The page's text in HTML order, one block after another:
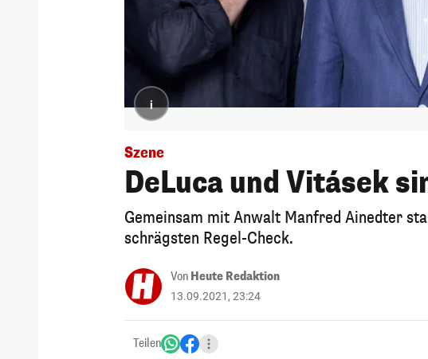
i
Szene
DeLuca und Vitásek
Gemeinsam mit Anwalt Manfred Ainedter
schrägsten Regel-Check.
Von Heute Redaktion
13.09.2021, 23:24
Teilen